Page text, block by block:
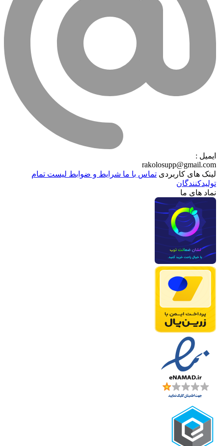
ایمیل :
rakolosupp@gmail.com
لینک های کاربردی تماس با ماشرایط و ضوابطلیست تمام
تولیدکنندگان
نماد های ما